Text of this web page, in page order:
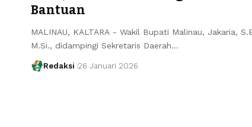
Bantuan
MALINAU, KALTARA - Wakil Bupati Malinau, Jakaria,
M.Si., didampingi Sekretaris Daerah…
Redaksi 26 Januari 2026